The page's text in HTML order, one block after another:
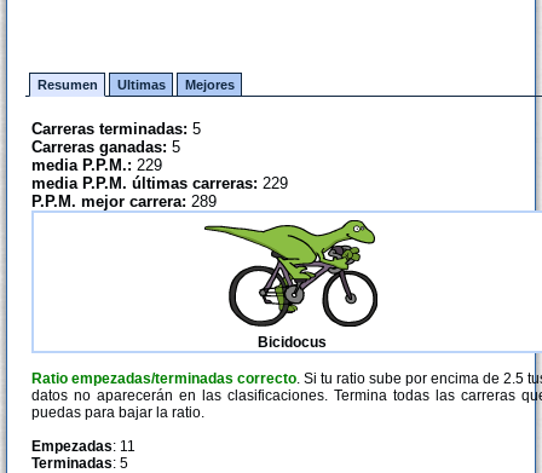
Resumen Ultimas Mejores
Carreras terminadas: 5
Carreras ganadas: 5
media P.P.M.: 229
media P.P.M. últimas carreras: 229
P.P.M. mejor carrera: 289
Bicidocus
Ratio empezadas/terminadas correcto. Si tu ratio sube por encima de 2.5
datos no aparecerán en las clasificaciones. Termina todas las carreras
puedas para bajar la ratio.
Empezadas: 11
Terminadas: 5